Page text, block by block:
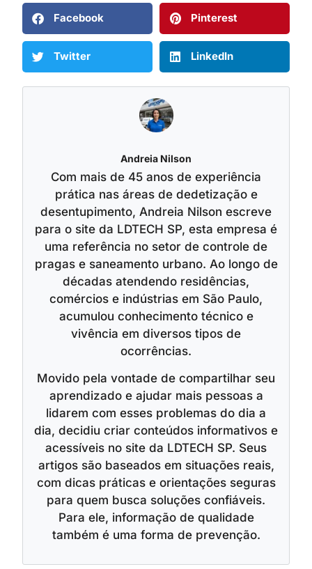
Facebook Pinterest
Twitter LinkedIn
Andreia Nilson
Com mais de 45 anos de experiência
prática nas áreas de dedetização e
desentupimento, Andreia Nilson escreve
para o site da LDTECH SP, esta empresa é
uma referência no setor de controle de
pragas e saneamento urbano. Ao longo de
décadas atendendo residências,
comércios e indústrias em São Paulo,
acumulou conhecimento técnico e
vivência em diversos tipos de
ocorrências.
Movido pela vontade de compartilhar seu
aprendizado e ajudar mais pessoas a
lidarem com esses problemas do dia a
dia, decidiu criar conteúdos informativos e
acessíveis no site da LDTECH SP. Seus
artigos são baseados em situações reais,
com dicas práticas e orientações seguras
para quem busca soluções confiáveis.
Para ele, informação de qualidade
também é uma forma de prevenção.